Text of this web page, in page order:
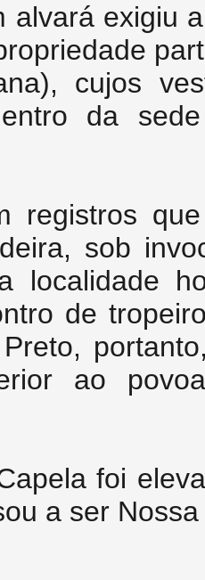
alvará exigiu
cujos
da
registros
sob
localidade
de
ao
foi
a ser